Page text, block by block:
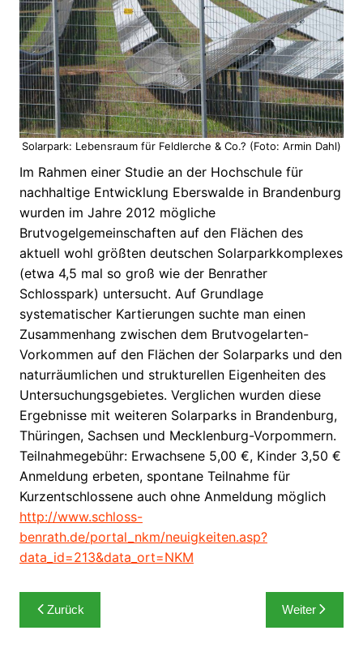
Solarpark: Lebensraum für Feldlerche & Co.? (Foto: Armin Dahl)
Im Rahmen einer Studie an der Hochschule für
nachhaltige Entwicklung Eberswalde in Brandenburg
wurden im Jahre 2012 mögliche
Brutvogelgemeinschaften auf den Flächen des
aktuell wohl größten deutschen Solarparkkomplexes
(etwa 4,5 mal so groß wie der Benrather
Schlosspark) untersucht. Auf Grundlage
systematischer Kartierungen suchte man einen
Zusammenhang zwischen dem Brutvogelarten-
Vorkommen auf den Flächen der Solarparks und den
naturräumlichen und strukturellen Eigenheiten des
Untersuchungsgebietes. Verglichen wurden diese
Ergebnisse mit weiteren Solarparks in Brandenburg,
Thüringen, Sachsen und Mecklenburg-Vorpommern.
Teilnahmegebühr: Erwachsene 5,00 €, Kinder 3,50 €
Anmeldung erbeten, spontane Teilnahme für
Kurzentschlossene auch ohne Anmeldung möglich
http://www.schloss-
benrath.de/portal_nkm/neuigkeiten.asp?
data_id=213&data_ort=NKM
Beitragsnavigation
Zurück Weiter